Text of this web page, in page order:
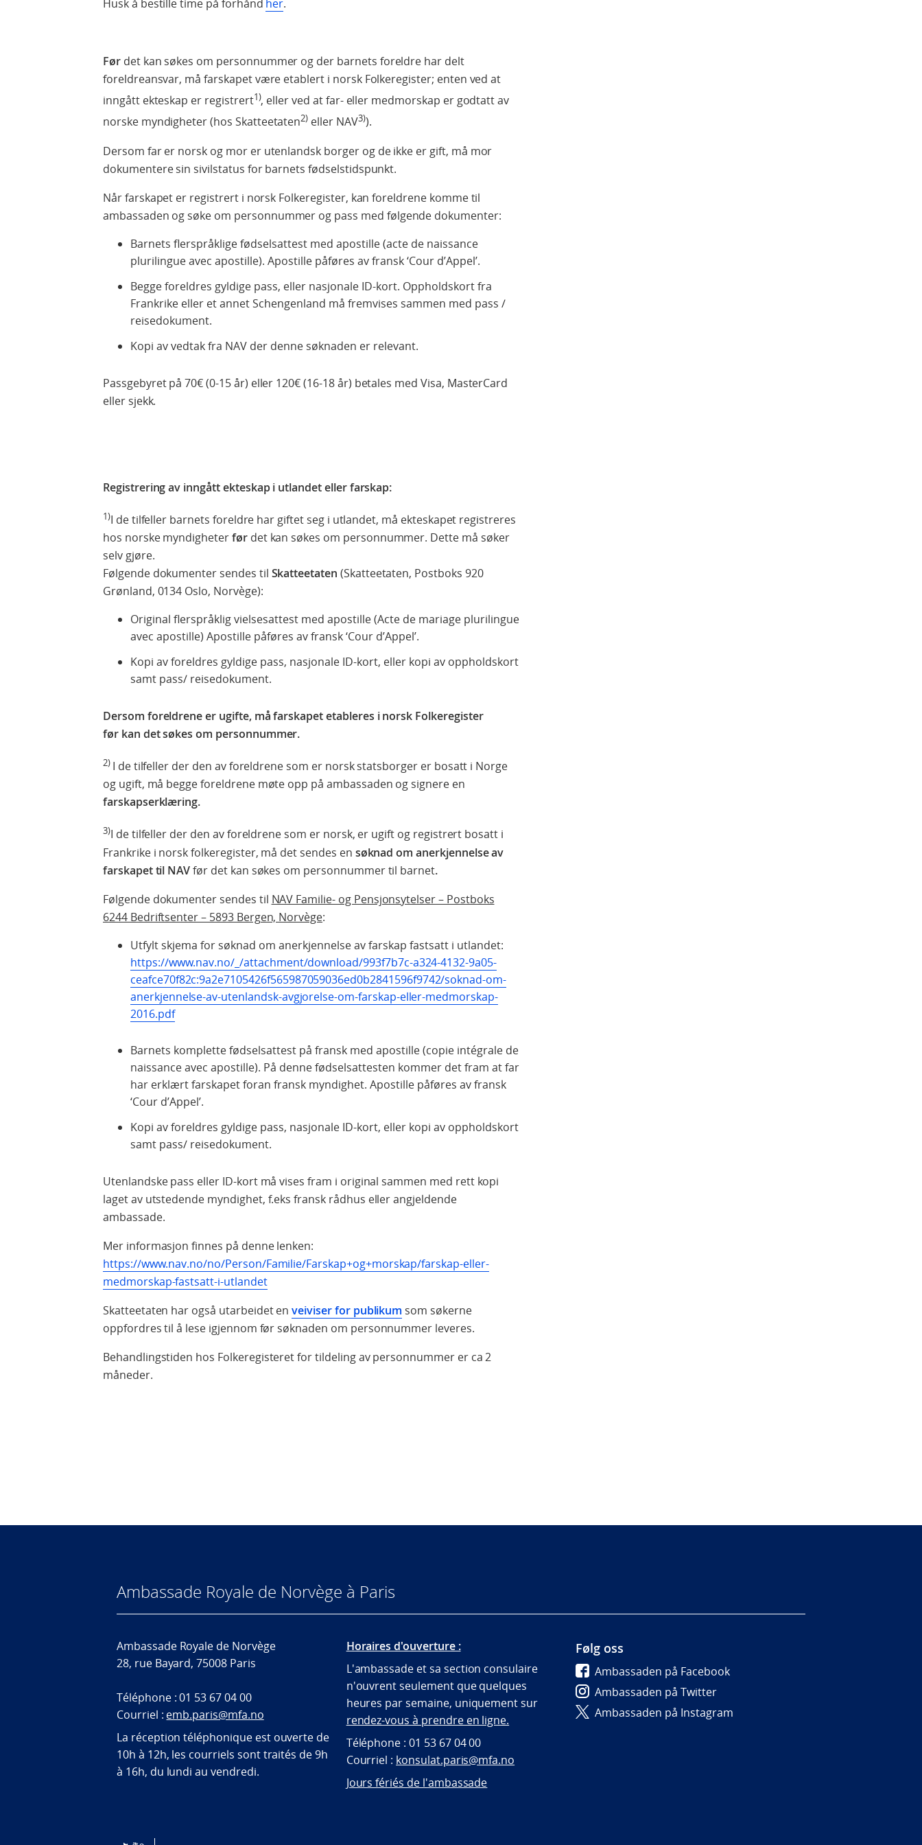
Husk å bestille time på forhånd her.
Førdet kan søkes om personnummer og der barnets foreldre har delt
foreldreansvar, må farskapet være etablert i norsk Folkeregister; enten ved at
inngått ekteskap er registrert1), eller ved at far- eller medmorskap er godtatt av
norske myndigheter (hos Skatteetaten2) eller NAV3)).
Dersom far er norsk og mor er utenlandsk borger og de ikke er gift, må mor
dokumentere sin sivilstatus for barnets fødselstidspunkt.
Når farskapet er registrert i norsk Folkeregister, kan foreldrene komme til
ambassaden og søke om personnummer og pass med følgende dokumenter:
Barnets flerspråklige fødselsattest med apostille (acte de naissance
plurilingue avec apostille). Apostille påføres av fransk ‘Cour d’Appel’.
Begge foreldres gyldige pass, eller nasjonale ID-kort. Oppholdskort fra
Frankrike eller et annet Schengenland må fremvises sammen med pass /
reisedokument.
Kopi av vedtak fra NAV der denne søknaden er relevant.
Passgebyret på 70€ (0-15 år) eller 120€ (16-18 år) betales med Visa, MasterCard
eller sjekk.
Registrering av inngått ekteskap i utlandet eller farskap:
1)I de tilfeller barnets foreldre har giftet seg i utlandet, må ekteskapet registreres
hos norske myndigheterførdet kan søkes om personnummer. Dette må søker
selv gjøre.
Følgende dokumenter sendes til Skatteetaten (Skatteetaten, Postboks 920
Grønland, 0134 Oslo, Norvège):
Original flerspråklig vielsesattest med apostille (Acte de mariage plurilingue
avec apostille) Apostille påføres av fransk ‘Cour d’Appel’.
Kopi av foreldres gyldige pass, nasjonale ID-kort, eller kopi av oppholdskort
samt pass/ reisedokument.
Dersom foreldrene er ugifte, må farskapet etableres i norsk Folkeregister
før kan det søkes om personnummer.
2) I de tilfeller der den av foreldrene som er norsk statsborger er bosatt i Norge
og ugift, må begge foreldrene møte opp på ambassaden og signere en
farskapserklæring.
3)I de tilfeller der den av foreldrene som er norsk, er ugift og registrert bosatt i
Frankrike i norsk folkeregister, må det sendes en søknad om anerkjennelse av
farskapet til NAVfør det kan søkes om personnummer til barnet.
Følgende dokumenter sendes til NAV Familie- og Pensjonsytelser – Postboks
6244 Bedriftsenter – 5893 Bergen, Norvège:
Utfylt skjema for søknad om anerkjennelse av farskap fastsatt i utlandet:
https://www.nav.no/_/attachment/download/993f7b7c-a324-4132-9a05-
ceafce70f82c:9a2e7105426f565987059036ed0b2841596f9742/soknad-om-
anerkjennelse-av-utenlandsk-avgjorelse-om-farskap-eller-medmorskap-
2016.pdf
Barnets komplette fødselsattest på fransk med apostille (copie intégrale de
naissance avec apostille). På denne fødselsattesten kommer det fram at far
har erklært farskapet foran fransk myndighet. Apostille påføres av fransk
‘Cour d’Appel’.
Kopi av foreldres gyldige pass, nasjonale ID-kort, eller kopi av oppholdskort
samt pass/ reisedokument.
Utenlandske pass eller ID-kort må vises fram i original sammen med rett kopi
laget av utstedende myndighet, f.eks fransk rådhus eller angjeldende
ambassade.
Mer informasjon finnes på denne lenken:
https://www.nav.no/no/Person/Familie/Farskap+og+morskap/farskap-eller-
medmorskap-fastsatt-i-utlandet
Skatteetaten har også utarbeidet en veiviser for publikum som søkerne
oppfordres til å lese igjennom før søknaden om personnummer leveres.
Behandlingstiden hos Folkeregisteret for tildeling av personnummer er ca 2
måneder.
Ambassade Royale de Norvège à Paris
Ambassade Royale de Norvège
28, rue Bayard, 75008 Paris
Téléphone : 01 53 67 04 00
Courriel : emb.paris@mfa.no
La réception téléphonique est ouverte de
10h à 12h, les courriels sont traités de 9h
à 16h, du lundi au vendredi.
Horaires d'ouverture :
L'ambassade et sa section consulaire
n'ouvrent seulement que quelques
heures par semaine, uniquement sur
rendez-vous à prendre en ligne.
Téléphone : 01 53 67 04 00
Courriel : konsulat.paris@mfa.no
Jours fériés de l'ambassade
Følg oss
Ambassaden på Facebook
Ambassaden på Twitter
Ambassaden på Instagram